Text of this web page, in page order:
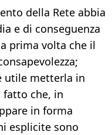
della Rete abbia
e di conseguenza
prima volta che il
utile metterla in
fatto che, in
in forma
esplicite sono